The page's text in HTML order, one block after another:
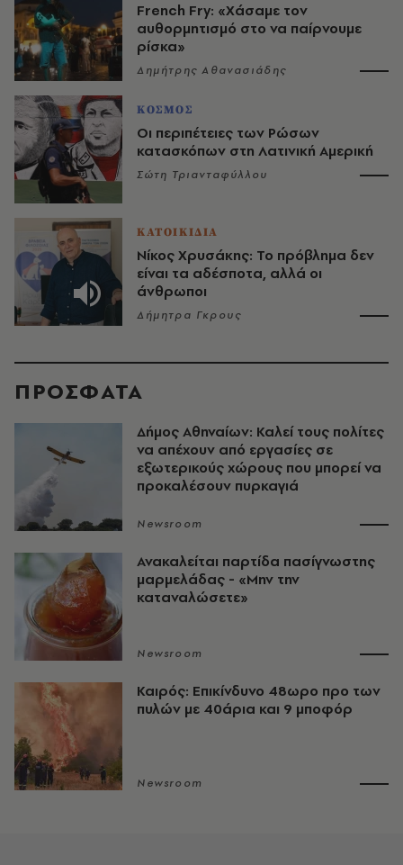
French Fry: «Χάσαμε τον
αυθορμητισμό στο να παίρνουμε
ρίσκα»
Δημήτρης Αθανασιάδης
ΚΟΣΜΟΣ
Οι περιπέτειες των Ρώσων
κατασκόπων στη Λατινική Αμερική
Σώτη Τριανταφύλλου
ΚΑΤΟΙΚΙΔΙΑ
Νίκος Χρυσάκης: Το πρόβλημα δεν
είναι τα αδέσποτα, αλλά οι
άνθρωποι
Δήμητρα Γκρους
ΠΡΟΣΦΑΤΑ
Δήμος Αθηναίων: Καλεί τους πολίτες
να απέχουν από εργασίες σε
εξωτερικούς χώρους που μπορεί να
προκαλέσουν πυρκαγιά
Newsroom
Ανακαλείται παρτίδα πασίγνωστης
μαρμελάδας - «Μην την
καταναλώσετε»
Newsroom
Καιρός: Επικίνδυνο 48ωρο προ των
πυλών με 40άρια και 9 μποφόρ
Newsroom